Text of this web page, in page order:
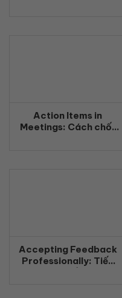
Action Items in
Meetings: Cách chốt
Accepting Feedback
Professionally: Tiếp